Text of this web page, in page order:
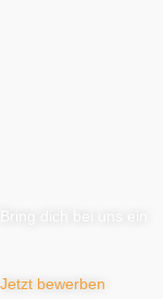
Jetzt bewerben